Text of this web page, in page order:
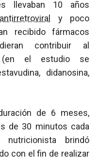
llevaban 10 años
antirretroviral
y poco
recibido fármacos
contribuir al
(en el estudio se
didanosina,
de 6 meses,
de 30 minutos cada
brindó
con el fin de realizar